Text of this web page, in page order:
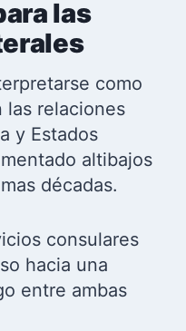
las
como
las relaciones
y Estados
altibajos
décadas.
consulares
hacia una
entre ambas